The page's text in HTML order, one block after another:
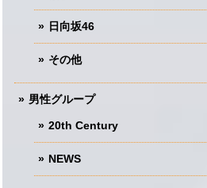
日向坂46
その他
男性グループ
20th Century
NEWS